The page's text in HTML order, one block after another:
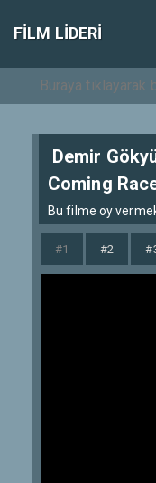
FILM LIDERI
Demir
Coming
Bu filme oy
#1 #2